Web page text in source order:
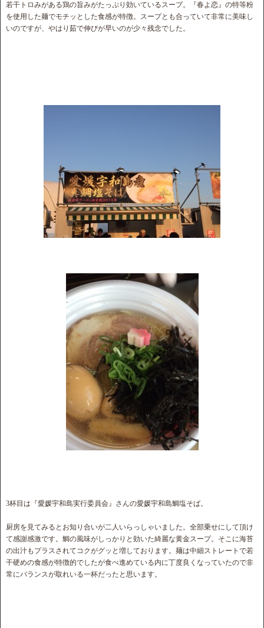
若干トロみがある鶏の旨みがたっぷり効いているスープ。『春よ恋』の特等粉
を使用した麺でモチッとした食感が特徴。スープとも合っていて非常に美味し
いのですが、やはり茹で伸びが早いのが少々残念でした。
3杯目は『愛媛宇和島実行委員会』さんの愛媛宇和島鯛塩そば。
厨房を見てみるとお知り合いが二人いらっしゃいました。全部乗せにして頂け
て感謝感激です。鯛の風味がしっかりと効いた綺麗な黄金スープ。そこに海苔
の出汁もプラスされてコクがグッと増しております。麺は中細ストレートで若
干硬めの食感が特徴的でしたが食べ進めている内に丁度良くなっていたので非
常にバランスが取れいる一杯だったと思います。